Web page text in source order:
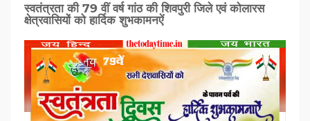
स्वतंत्रता की 79 वीं वर्ष गांठ की शिवपुरी जिले एवं कोलारस
क्षेत्रवासियों को हार्दिक शुभकामनऐं